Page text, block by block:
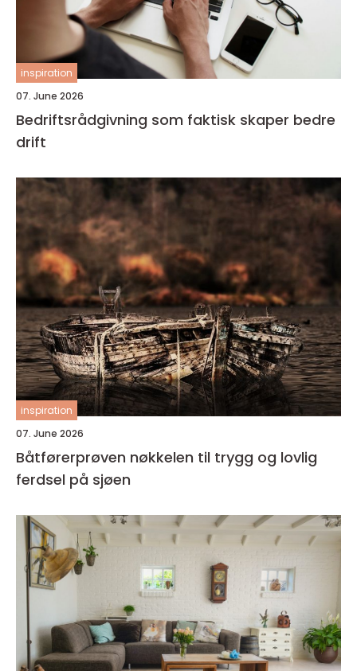
inspiration
07. June 2026
Bedriftsrådgivning som faktisk skaper bedre
drift
inspiration
07. June 2026
Båtførerprøven nøkkelen til trygg og lovlig
ferdsel på sjøen